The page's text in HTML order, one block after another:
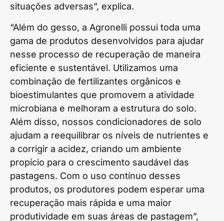
situações adversas”, explica.
“Além do gesso, a Agronelli possui toda uma
gama de produtos desenvolvidos para ajudar
nesse processo de recuperação de maneira
eficiente e sustentável. Utilizamos uma
combinação de fertilizantes orgânicos e
bioestimulantes que promovem a atividade
microbiana e melhoram a estrutura do solo.
Além disso, nossos condicionadores de solo
ajudam a reequilibrar os níveis de nutrientes e
a corrigir a acidez, criando um ambiente
propício para o crescimento saudável das
pastagens. Com o uso contínuo desses
produtos, os produtores podem esperar uma
recuperação mais rápida e uma maior
produtividade em suas áreas de pastagem”,